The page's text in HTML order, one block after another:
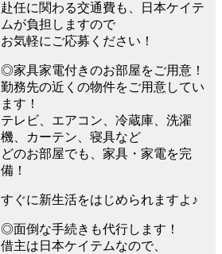
赴任に関わる交通費も、日本ケイテ
ムが負担しますので
お気軽にご応募ください！
◎家具家電付きのお部屋をご用意！
勤務先の近くの物件をご用意してい
ます！
テレビ、エアコン、冷蔵庫、洗濯
機、カーテン、寝具など
どのお部屋でも、家具・家電を完
備！
すぐに新生活をはじめられますよ♪
◎面倒な手続きも代行します！
借主は日本ケイテムなので、